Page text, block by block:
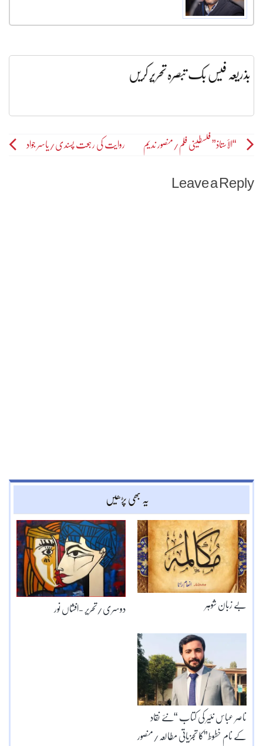
بذریعہ فیس بک تبصرہ تحریر کریں
Post“الأستاذ” فلسطینی فلم/منصور ندیم روایت کی رجعت پسندی/یاسر جواد
Leave a Reply
یہ بھی پڑھیں
دوسری/تحریر -افشاں نور بے زبان شوہر
ناصر عباس نئیر کی کتاب “نئے نقاد
کے نام خطوط”کا تجزیاتی مطالعہ/منصور